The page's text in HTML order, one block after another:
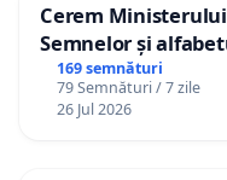
Cerem
Semnelor și
Republica Moldova!
169 semnături
79 Semnături / 7 zile
26 Jul 2026